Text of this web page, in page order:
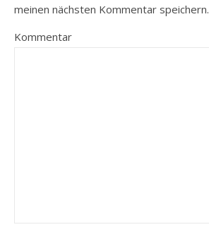
meinen nächsten Kommentar speichern.
Kommentar